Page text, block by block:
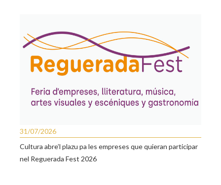
31/07/2026
Cultura abre’l plazu pa les empreses que quieran participar
nel Reguerada Fest 2026